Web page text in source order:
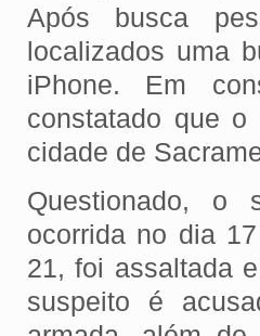
Após busca
localizados uma
iPhone. Em
constatado que
cidade de
Questionado, o
ocorrida no dia
21, foi assaltada
suspeito é